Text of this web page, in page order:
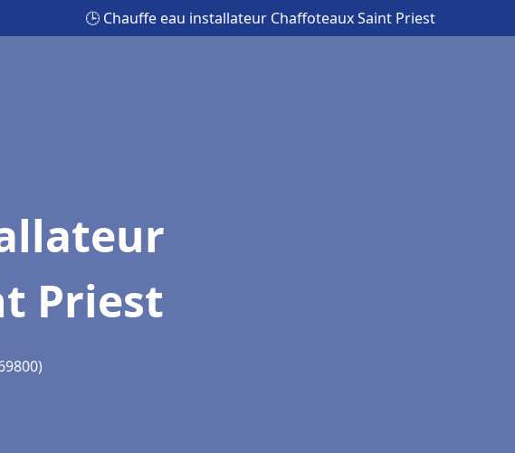
🕒 Chauffe eau installateur Chaffoteaux Saint Priest
Priest